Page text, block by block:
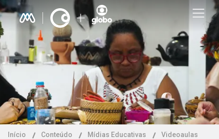
Início Conteúdo Mídias Educativas Videoaulas